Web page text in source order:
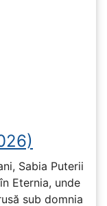
Sabia Puterii
Eternia, unde
sub domnia